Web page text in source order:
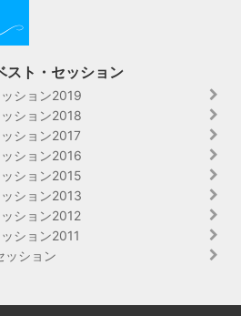
ト・セッション
ション2019
ション2018
ション2017
ション2016
ション2015
ション2013
ション2012
ション2011
ッション